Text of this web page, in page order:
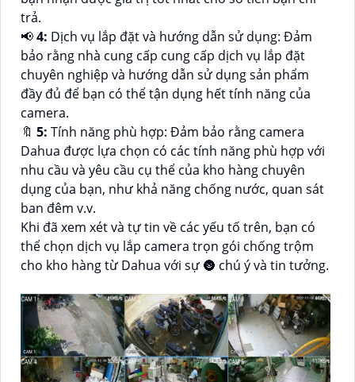
trả.
📢4: Dịch vụ lắp đặt và hướng dẫn sử dụng: Đảm
bảo rằng nhà cung cấp cung cấp dịch vụ lắp đặt
chuyên nghiệp và hướng dẫn sử dụng sản phẩm
đầy đủ để bạn có thể tận dụng hết tính năng của
camera.
🔖 5: Tính năng phù hợp: Đảm bảo rằng camera
Dahua được lựa chọn có các tính năng phù hợp với
nhu cầu và yêu cầu cụ thể của kho hàng chuyên
dụng của bạn, như khả năng chống nước, quan sát
ban đêm v.v.
Khi đã xem xét và tự tin về các yếu tố trên, bạn có
thể chọn dịch vụ lắp camera trọn gói chống trộm
cho kho hàng từ Dahua với sự 🌚 chú ý và tin tưởng.